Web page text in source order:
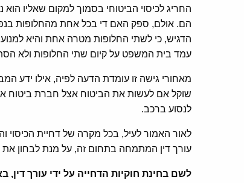
הם. אולם, ספק האם די בכל אחת מהחלופות
הדגיש, כי לשתי החלופות מטרה אחת והיא
עמד בית המשפט על קיום שתי החלופות ולא
מאחורי גישה זו עומדת הדעה לפיה, אילו ידע
שוקל אם לעשות את הביטוח אצל חברת ביטוח
לנסוע ברכב.
לאור האמור לעיל, בכל מקרה של דחיית הכיסוי
עורך דין המתמחה בתחום זה, על מנת לבחון את
לשם בחינת חוקיות הדחייה על ידי עורך